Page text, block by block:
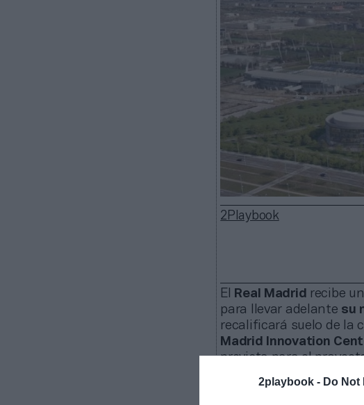
2playbook - Do
2Playbook
El Real Madrid recibe
para llevar adelante su
recalificará suelo de la
Madrid Innovation
prevista para el
El club blanco